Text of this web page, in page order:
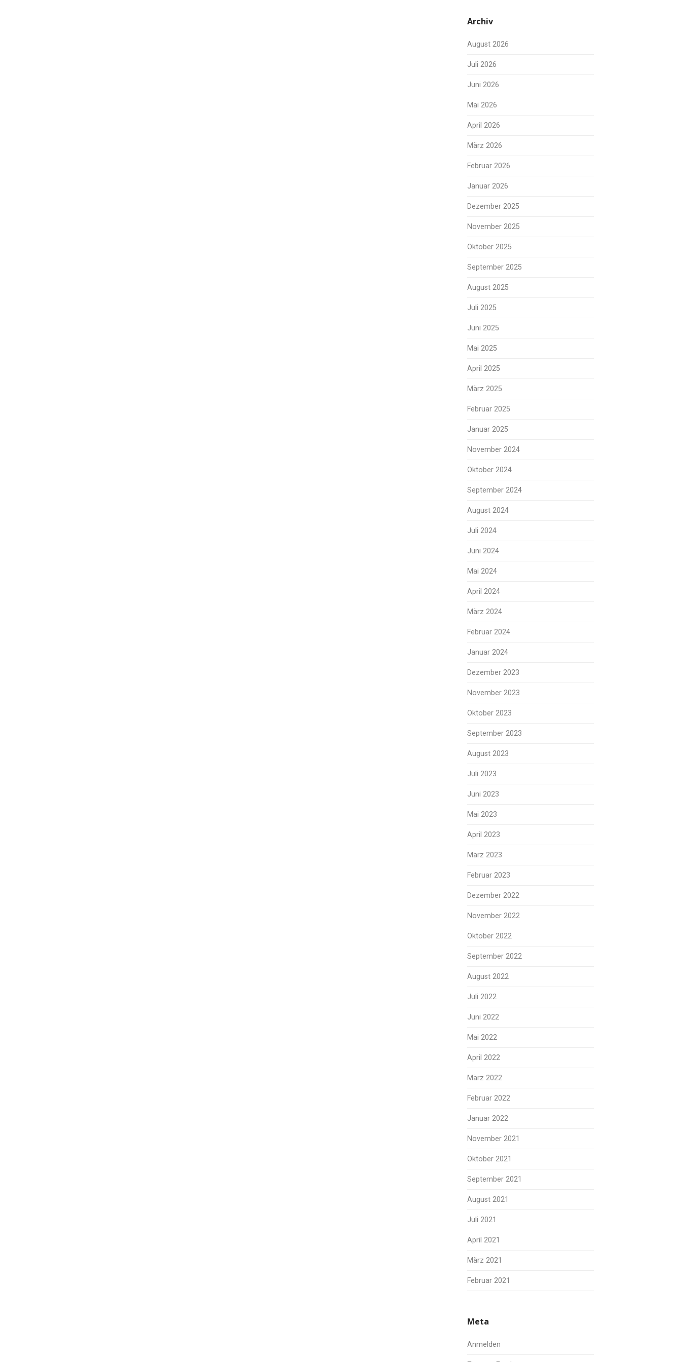
Archiv
August 2026
Juli 2026
Juni 2026
Mai 2026
April 2026
März 2026
Februar 2026
Januar 2026
Dezember 2025
November 2025
Oktober 2025
September 2025
August 2025
Juli 2025
Juni 2025
Mai 2025
April 2025
März 2025
Februar 2025
Januar 2025
November 2024
Oktober 2024
September 2024
August 2024
Juli 2024
Juni 2024
Mai 2024
April 2024
März 2024
Februar 2024
Januar 2024
Dezember 2023
November 2023
Oktober 2023
September 2023
August 2023
Juli 2023
Juni 2023
Mai 2023
April 2023
März 2023
Februar 2023
Dezember 2022
November 2022
Oktober 2022
September 2022
August 2022
Juli 2022
Juni 2022
Mai 2022
April 2022
März 2022
Februar 2022
Januar 2022
November 2021
Oktober 2021
September 2021
August 2021
Juli 2021
April 2021
März 2021
Februar 2021
Meta
Anmelden